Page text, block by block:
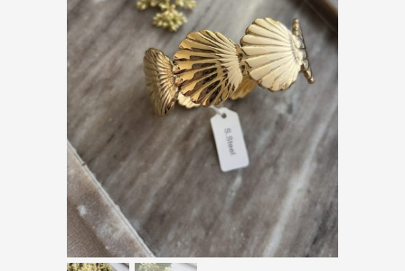
MEN'S COLLECTION
ΔΑΧΤΥΛΊΔΙΑ
ΜΠΙΖΟΥΤΙΈΡΕΣ
ΑΞΕΣΟΥΆΡ
ΤΣΆΝΤΕΣ
ΡΟΛΌΓΙΑ
BRIDAL
SALES
SHOP THE LOOK
GIFT BOXES